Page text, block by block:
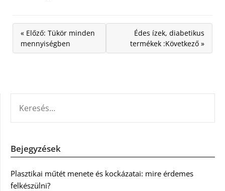
« Előző: Tükör minden
mennyiségben
Édes ízek, diabetikus
termékek :Következő »
Bejegyzések
Plasztikai műtét menete és kockázatai: mire érdemes
felkészülni?